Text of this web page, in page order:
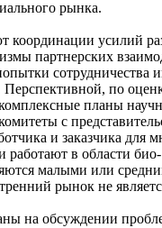
рынка.
усилий
партнерских
по
планы
с
и заказчика для
в области
малыми или
рынок не
на обсуждении